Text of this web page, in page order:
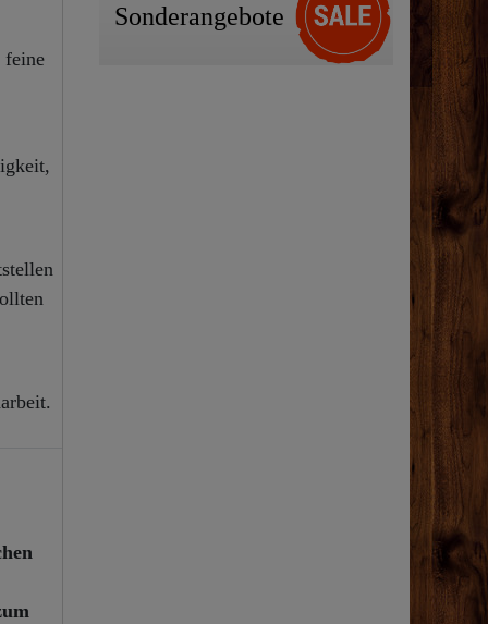
feine
Sonderangebote